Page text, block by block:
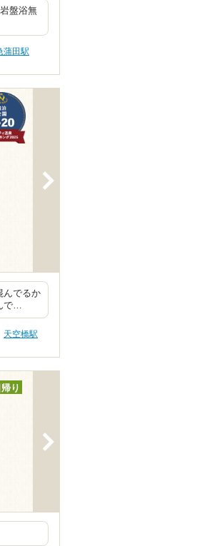
盤浴無
蒲田駅
んでるか
で…
天空橋駅
帰り